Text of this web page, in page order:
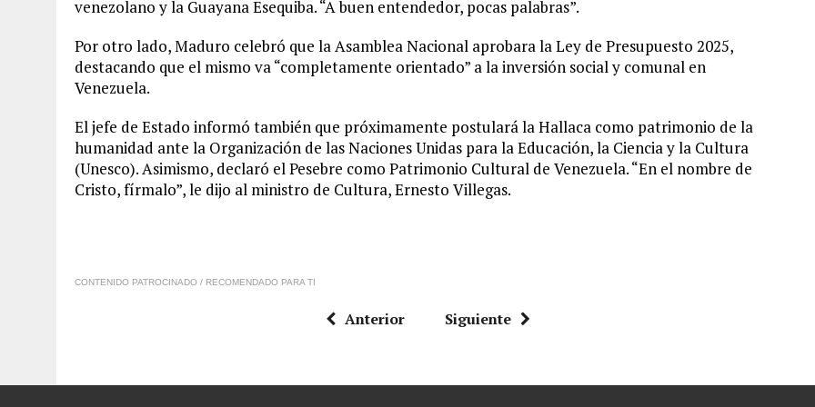
venezolano y la Guayana Esequiba. “A buen entendedor, pocas palabras”.
Por otro lado, Maduro celebró que la Asamblea Nacional aprobara la Ley de Presupuesto 2025,
destacando que el mismo va “completamente orientado” a la inversión social y comunal en
Venezuela.
El jefe de Estado informó también que próximamente postulará la Hallaca como patrimonio de la
humanidad ante la Organización de las Naciones Unidas para la Educación, la Ciencia y la Cultura
(Unesco). Asimismo, declaró el Pesebre como Patrimonio Cultural de Venezuela. “En el nombre de
Cristo, fírmalo”, le dijo al ministro de Cultura, Ernesto Villegas.
CONTENIDO PATROCINADO / RECOMENDADO PARA TI
Anterior Siguiente